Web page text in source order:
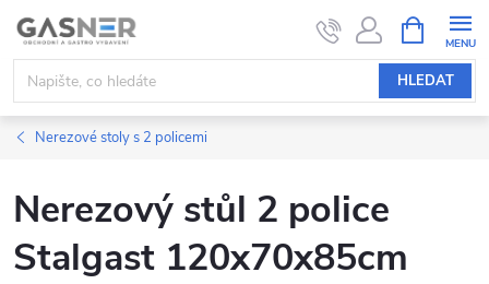
Přejít
obsah
HLEDAT
NÁKUPNÍ
KOŠÍK
Nerezové stoly s 2 policemi
Nerezový stůl 2 police
Stalgast 120x70x85cm